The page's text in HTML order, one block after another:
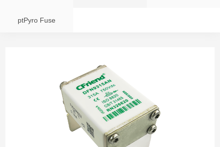
ptPyro Fuse